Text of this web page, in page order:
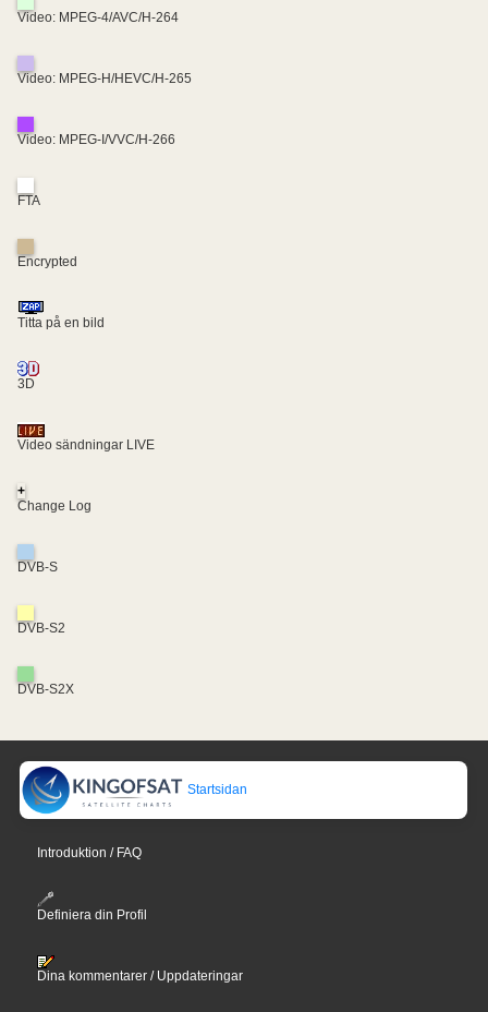
Video: MPEG-4/AVC/H-264
Video: MPEG-H/HEVC/H-265
Video: MPEG-I/VVC/H-266
FTA
Encrypted
Titta på en bild
3D
Video sändningar LIVE
+
Change Log
DVB-S
DVB-S2
DVB-S2X
Startsidan
Introduktion / FAQ
Definiera din Profil
Dina kommentarer / Uppdateringar